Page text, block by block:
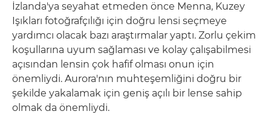
İzlanda'ya seyahat etmeden önce Menna, Kuzey
Işıkları fotoğrafçılığı için doğru lensi seçmeye
yardımcı olacak bazı araştırmalar yaptı. Zorlu çekim
koşullarına uyum sağlaması ve kolay çalışabilmesi
açısından lensin çok hafif olması onun için
önemliydi. Aurora'nın muhteşemliğini doğru bir
şekilde yakalamak için geniş açılı bir lense sahip
olmak da önemliydi.